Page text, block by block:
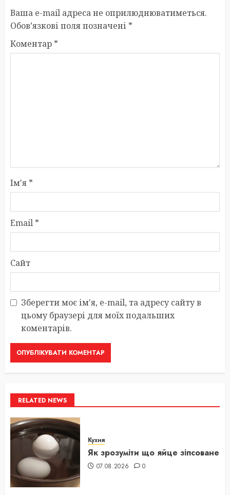
Ваша e-mail адреса не оприлюднюватиметься.
Обов’язкові поля позначені *
Коментар *
Ім'я *
Email *
Сайт
Зберегти моє ім'я, e-mail, та адресу сайту в
цьому браузері для моїх подальших
коментарів.
RELATED NEWS
Кухня
Як зрозуміти що яйце зіпсоване
07.08.2026 0